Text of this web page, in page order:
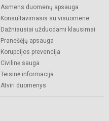
Asmens duomenų apsauga
Konsultavimasis su visuomene
Dažniausiai užduodami klausimai
Pranešėjų apsauga
Korupcijos prevencija
Civilinė sauga
Teisinė informacija
Atviri duomenys